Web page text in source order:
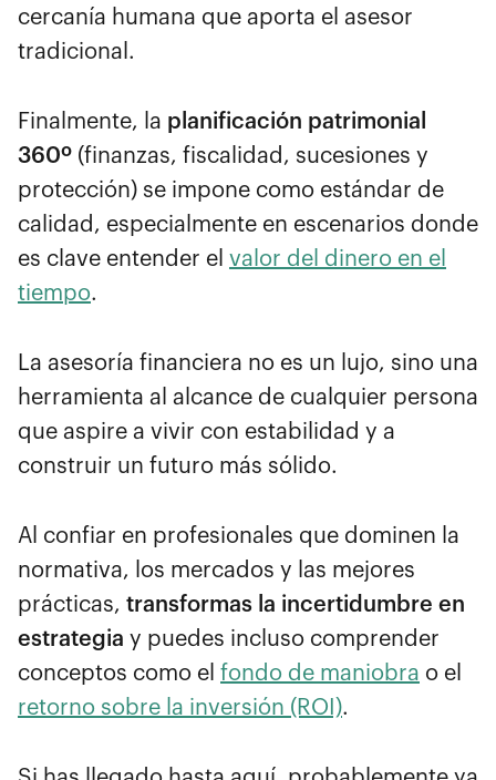
cercanía humana que aporta el asesor
tradicional.
Finalmente, la planificación patrimonial
360º (finanzas, fiscalidad, sucesiones y
protección) se impone como estándar de
calidad, especialmente en escenarios donde
es clave entender el valor del dinero en el
tiempo.
La asesoría financiera no es un lujo, sino una
herramienta al alcance de cualquier persona
que aspire a vivir con estabilidad y a
construir un futuro más sólido.
Al confiar en profesionales que dominen la
normativa, los mercados y las mejores
prácticas, transformas la incertidumbre en
estrategia y puedes incluso comprender
conceptos como el fondo de maniobra o el
retorno sobre la inversión (ROI).